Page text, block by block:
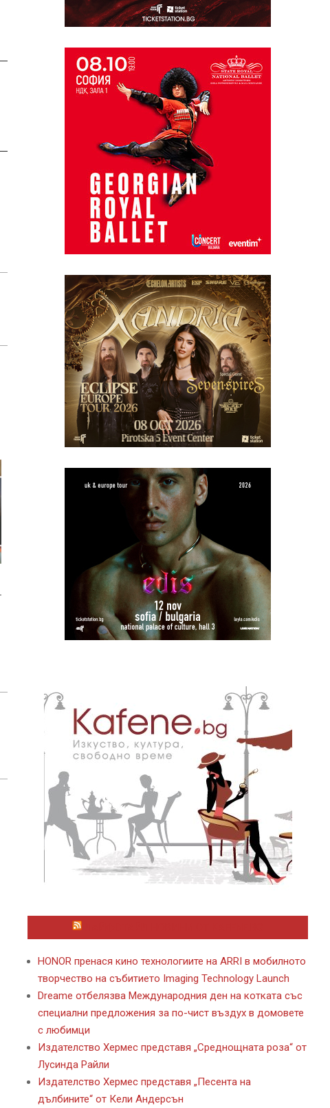
HONOR пренася кино технологиите на ARRI в мобилното
творчество на събитието Imaging Technology Launch
Dreame отбелязва Международния ден на котката със
специални предложения за по-чист въздух в домовете
с любимци
Издателство Хермес представя „Среднощната роза“ от
Лусинда Райли
Издателство Хермес представя „Песента на
дълбините“ от Кели Андерсън